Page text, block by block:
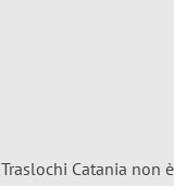
Traslochi Catania non